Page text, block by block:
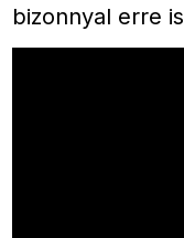
bizonnyal erre